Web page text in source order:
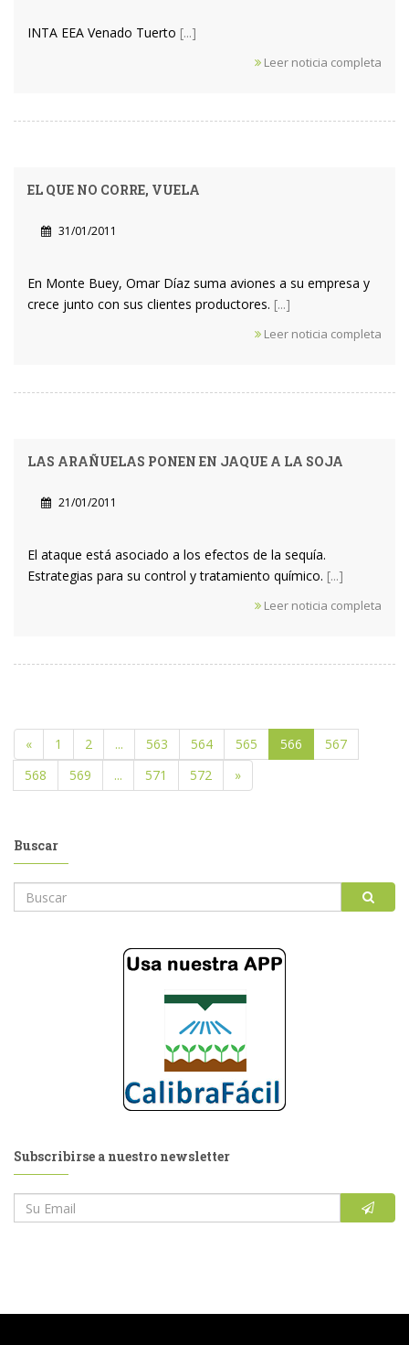
INTA EEA Venado Tuerto [...]
Leer noticia completa
EL QUE NO CORRE, VUELA
31/01/2011
En Monte Buey, Omar Díaz suma aviones a su empresa y
crece junto con sus clientes productores. [...]
Leer noticia completa
LAS ARAÑUELAS PONEN EN JAQUE A LA SOJA
21/01/2011
El ataque está asociado a los efectos de la sequía.
Estrategias para su control y tratamiento químico. [...]
Leer noticia completa
« 1 2 ... 563 564 565 566
567
568
569 ... 571 572 »
Buscar
Subscribirse a nuestro newsletter